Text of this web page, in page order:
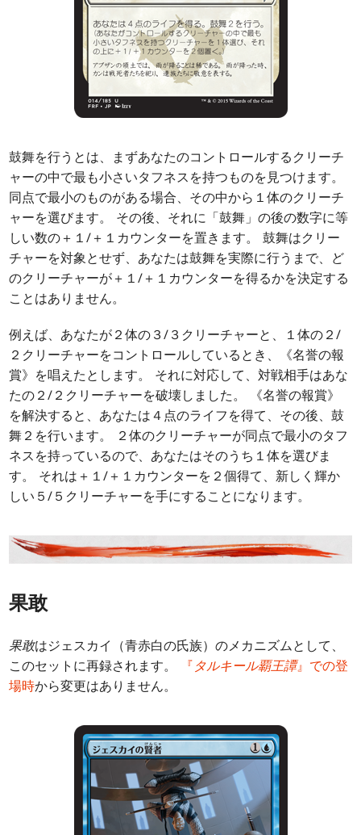
鼓舞を行うとは、まずあなたのコントロールするクリーチ
ャーの中で最も小さいタフネスを持つものを見つけます。
同点で最小のものがある場合、その中から１体のクリーチ
ャーを選びます。 その後、それに「鼓舞」の後の数字に等
しい数の＋１/＋１カウンターを置きます。 鼓舞はクリー
チャーを対象とせず、あなたは鼓舞を実際に行うまで、ど
のクリーチャーが＋１/＋１カウンターを得るかを決定する
ことはありません。
例えば、あなたが２体の３/３クリーチャーと、１体の２/
２クリーチャーをコントロールしているとき、《名誉の報
賞》を唱えたとします。 それに対応して、対戦相手はあな
たの２/２クリーチャーを破壊しました。 《名誉の報賞》
を解決すると、あなたは４点のライフを得て、その後、鼓
舞２を行います。 ２体のクリーチャーが同点で最小のタフ
ネスを持っているので、あなたはそのうち１体を選びま
す。 それは＋１/＋１カウンターを２個得て、新しく輝か
しい５/５クリーチャーを手にすることになります。
果敢
果敢はジェスカイ（青赤白の氏族）のメカニズムとして、
このセットに再録されます。
『タルキール覇王譚』での登
場時から変更はありません。